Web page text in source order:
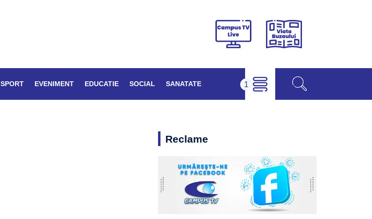
Campus
Viața
SPORT EVENIMENT EDUCATIE SOCIAL SANATATE
Reclame